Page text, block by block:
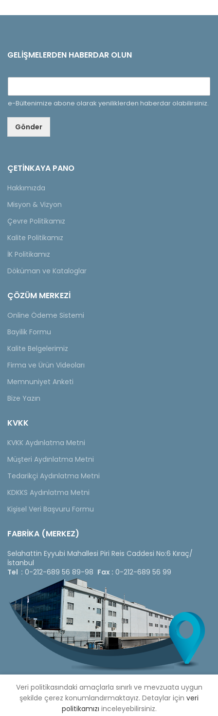
GELIŞMELERDEN HABERDAR OLUN
e-Bültenimize abone olarak yeniliklerden haberdar olabilirsiniz.
Gönder
ÇETINKAYA PANO
Hakkımızda
Misyon & Vizyon
Çevre Politikamız
Kalite Politikamız
İK Politikamız
Döküman ve Kataloglar
ÇÖZÜM MERKEZİ
Online Ödeme Sistemi
Bayilik Formu
Kalite Belgelerimiz
Firma ve Ürün Videoları
Memnuniyet Anketi
Bize Yazın
KVKK
KVKK Aydınlatma Metni
Müşteri Aydınlatma Metni
Tedarikçi Aydınlatma Metni
KDKKS Aydınlatma Metni
Kişisel Veri Başvuru Formu
FABRİKA (MERKEZ)
Selahattin Eyyubi Mahallesi Piri Reis Caddesi No:6 Kıraç/
İstanbul
Tel : 0-212-689 56 89-98 Fax : 0-212-689 56 99
Copyright © 2020 Çetinkaya Pano |Çetinkaya Pano Fiyat
Veri politikasındaki amaçlarla sınırlı ve mevzuata uygun
şekilde çerez konumlandırmaktayız. Detaylar için veri
politikamızı inceleyebilirsiniz.